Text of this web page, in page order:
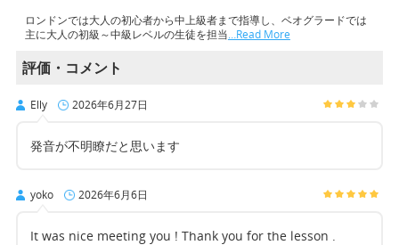
ロンドンでは大人の初心者から中上級者まで指導し、ベオグラードでは
主に大人の初級～中級レベルの生徒を担当…Read More
評価・コメント
Elly 2026年6月27日
発音が不明瞭だと思います
yoko 2026年6月6日
It was nice meeting you ! Thank you for the lesson .